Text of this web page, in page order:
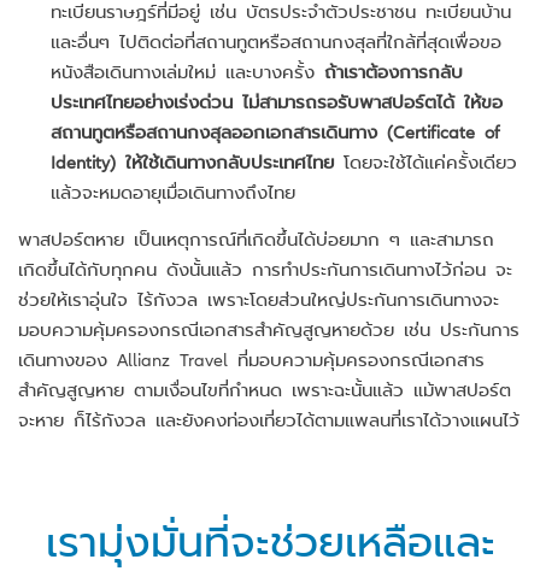
ทะเบียนราษฎร์ที่มีอยู่ เช่น บัตรประจำตัวประชาชน ทะเบียนบ้าน
และอื่นๆ ไปติดต่อที่สถานทูตหรือสถานกงสุลที่ใกล้ที่สุดเพื่อขอ
หนังสือเดินทางเล่มใหม่ และบางครั้ง ถ้าเราต้องการกลับ
ประเทศไทยอย่างเร่งด่วน ไม่สามารถรอรับพาสปอร์ตได้ ให้ขอ
สถานทูตหรือสถานกงสุลออกเอกสารเดินทาง (Certificate of
Identity) ให้ใช้เดินทางกลับประเทศไทยโดยจะใช้ได้แค่ครั้งเดียว
แล้วจะหมดอายุเมื่อเดินทางถึงไทย
พาสปอร์ตหาย เป็นเหตุการณ์ที่เกิดขึ้นได้บ่อยมาก ๆ และสามารถ
เกิดขึ้นได้กับทุกคน ดังนั้นแล้ว การทำประกันการเดินทางไว้ก่อน จะ
ช่วยให้เราอุ่นใจ ไร้กังวล เพราะโดยส่วนใหญ่ประกันการเดินทางจะ
มอบความคุ้มครองกรณีเอกสารสำคัญสูญหายด้วย เช่น ประกันการ
เดินทางของ Allianz Travel ที่มอบความคุ้มครองกรณีเอกสาร
สำคัญสูญหาย ตามเงื่อนไขที่กำหนด เพราะฉะนั้นแล้ว แม้พาสปอร์ต
จะหาย ก็ไร้กังวล และยังคงท่องเที่ยวได้ตามแพลนที่เราได้วางแผนไว้
เรามุ่งมั่นที่จะช่วยเหลือและ